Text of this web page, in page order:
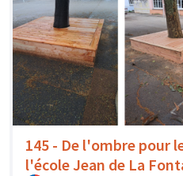
145 - De l'ombre pour
l'école Jean de La